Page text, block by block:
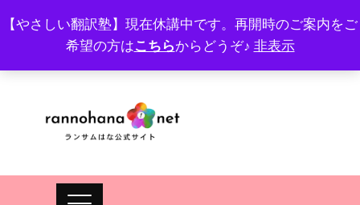
【やさしい翻訳塾】現在休講中です。再開時のご案内をご
希望の方はこちらからどうぞ♪ 非表示
プロフィール FAQ Site map JA EN